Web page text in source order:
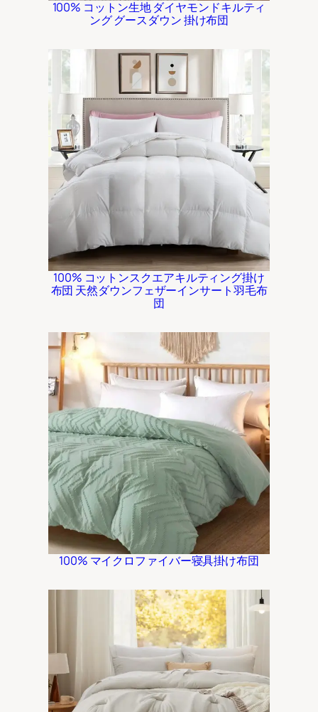
100% コットン生地 ダイヤモンドキルティ
ング グースダウン 掛け布団
100% コットンスクエアキルティング掛け
布団 天然ダウンフェザーインサート羽毛布
団
100% マイクロファイバー寝具掛け布団